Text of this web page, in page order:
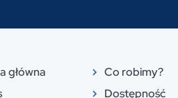
główna
Co robimy?
Dostępność